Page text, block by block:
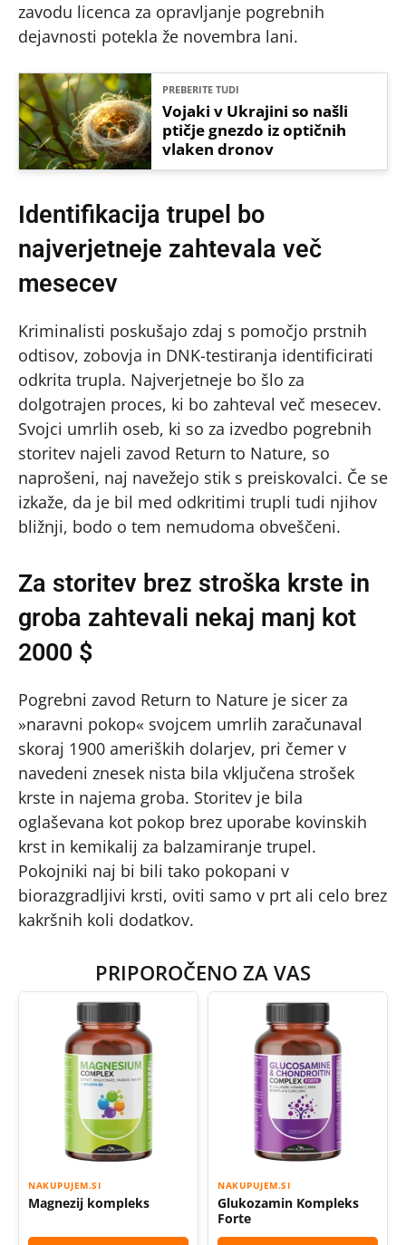
zavodu licenca za opravljanje pogrebnih
dejavnosti potekla že novembra lani.
PREBERITE TUDI
Vojaki v Ukrajini so našli
ptičje gnezdo iz optičnih
vlaken dronov
Identifikacija trupel bo
najverjetneje zahtevala več
mesecev
Kriminalisti poskušajo zdaj s pomočjo prstnih
odtisov, zobovja in DNK-testiranja identificirati
odkrita trupla. Najverjetneje bo šlo za
dolgotrajen proces, ki bo zahteval več mesecev.
Svojci umrlih oseb, ki so za izvedbo pogrebnih
storitev najeli zavod Return to Nature, so
naprošeni, naj navežejo stik s preiskovalci. Če se
izkaže, da je bil med odkritimi trupli tudi njihov
bližnji, bodo o tem nemudoma obveščeni.
Za storitev brez stroška krste in
groba zahtevali nekaj manj kot
2000 $
Pogrebni zavod Return to Nature je sicer za
»naravni pokop« svojcem umrlih zaračunaval
skoraj 1900 ameriških dolarjev, pri čemer v
navedeni znesek nista bila vključena strošek
krste in najema groba. Storitev je bila
oglaševana kot pokop brez uporabe kovinskih
krst in kemikalij za balzamiranje trupel.
Pokojniki naj bi bili tako pokopani v
biorazgradljivi krsti, oviti samo v prt ali celo brez
kakršnih koli dodatkov.
PRIPOROČENO ZA VAS
NAKUPUJEM.SI
Magnezij kompleks
NAKUPUJEM.SI
Glukozamin Kompleks
Forte